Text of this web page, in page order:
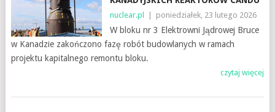
nuclear.pl poniedziałek, 23 lutego 2026
W bloku nr 3 Elektrowni Jądrowej Bruce
w Kanadzie zakończono fazę robót budowlanych w ramach
projektu kapitalnego remontu bloku.
czytaj więcej